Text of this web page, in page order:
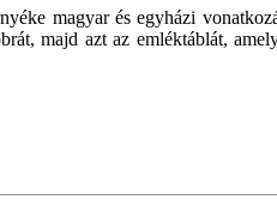
magyar és egyházi
majd azt az emléktáblát,